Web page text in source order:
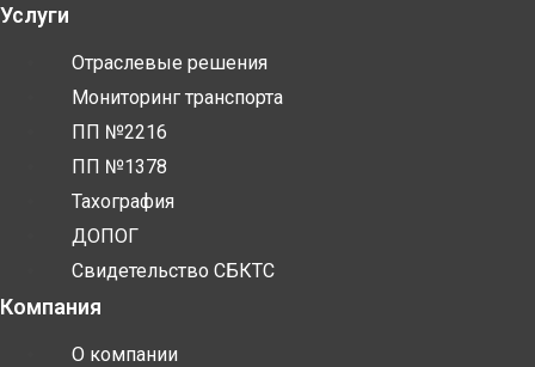
Услуги
Отраслевые решения
Мониторинг транспорта
ПП №2216
ПП №1378
Тахография
ДОПОГ
Свидетельство СБКТС
Компания
О компании